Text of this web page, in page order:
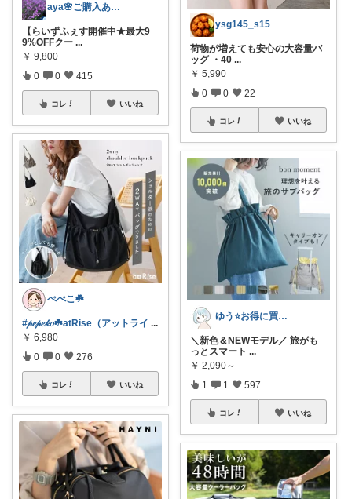
aya🌸ご購入ありがとうございます✨
【らいずふぇす開催中★最大9
9%OFFクー ...
￥ 9,800
0 0 415
コレ いいね
ぺぺこ☘️
#𝓅𝑒𝓅𝑒𝓀𝑜☘️atRise（アットライ ...
￥ 6,980
0 0 276
コレ いいね
ysg145_s15
荷物が増えても安心の大容量バ
ッグ ・40 ...
￥ 5,990
0 0 22
コレ いいね
ゆう⭐️お得に買いたいワーママ‼️
＼新色＆NEWモデル／ 旅がも
っとスマート ...
￥ 2,090～
1 1 597
コレ いいね